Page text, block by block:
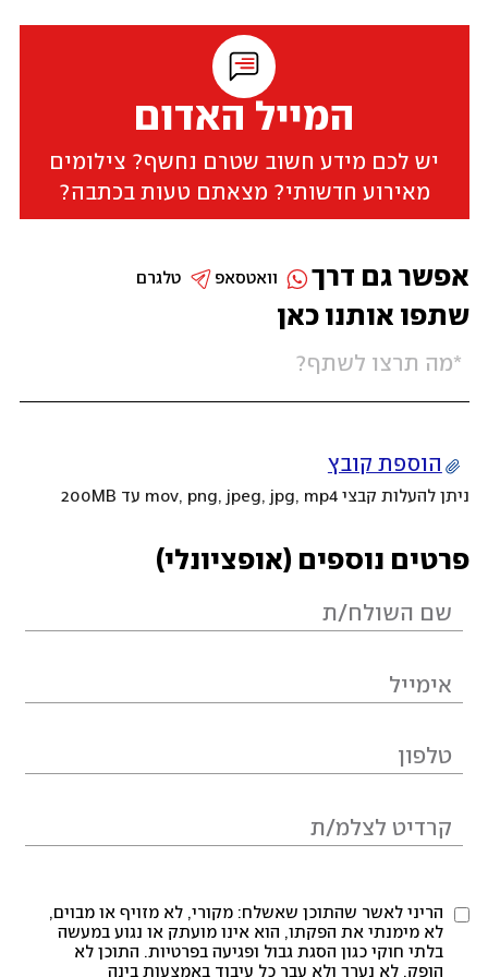
המייל האדום
יש לכם מידע חשוב שטרם נחשף? צילומים
מאירוע חדשותי? מצאתם טעות בכתבה?
שתפו אותנו כאן
הוספת קובץ
ניתן להעלות קבצי mov, png, jpeg, jpg, mp4 עד 200MB
פרטים נוספים (אופציונלי)
הריני לאשר שהתוכן שאשלח: מקורי, לא מזויף או מבוים,
לא מימנתי את הפקתו, הוא אינו מועתק או נגוע במעשה
בלתי חוקי כגון הסגת גבול ופגיעה בפרטיות. התוכן לא
הופק, לא נערך ולא עבר כל עיבוד באמצעות בינה
אפשר גם דרך טלגרם וואטסאפ